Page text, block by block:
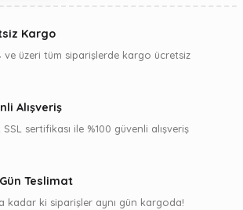
Kargo
ve üzeri tüm siparişlerde kargo ücretsiz
Alışveriş
sertifikası ile %100 güvenli alışveriş
Teslimat
kadar ki siparişler aynı gün kargoda!